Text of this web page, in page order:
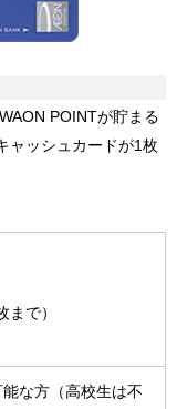
POINTが貯まる
ャッシュカードが1枚
で）
な方（高校生は不